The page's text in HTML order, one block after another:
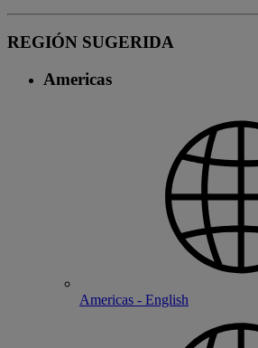
REGIÓN SUGERIDA
Americas
Americas - English